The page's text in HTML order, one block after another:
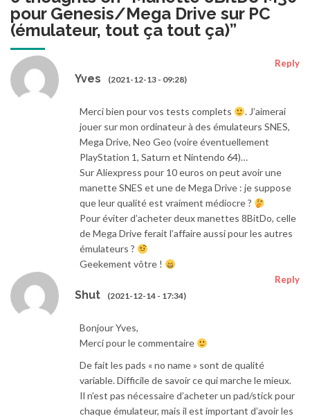
pour Genesis/Mega Drive sur PC
(émulateur, tout ça tout ça)”
Yves (2021-12-13 - 09:28)
Reply
Merci bien pour vos tests complets
. J’aimerai
jouer sur mon ordinateur à des émulateurs SNES,
Mega Drive, Neo Geo (voire éventuellement
PlayStation 1, Saturn et Nintendo 64)…
Sur Aliexpress pour 10 euros on peut avoir une
manette SNES et une de Mega Drive : je suppose
que leur qualité est vraiment médiocre ?
Pour éviter d’acheter deux manettes 8BitDo, celle
de Mega Drive ferait l’affaire aussi pour les autres
émulateurs ?
Geekement vôtre !
Shut (2021-12-14 - 17:34)
Reply
Bonjour Yves,
Merci pour le commentaire
De fait les pads « no name » sont de qualité
variable. Difficile de savoir ce qui marche le mieux.
Il n’est pas nécessaire d’acheter un pad/stick pour
chaque émulateur, mais il est important d’avoir les